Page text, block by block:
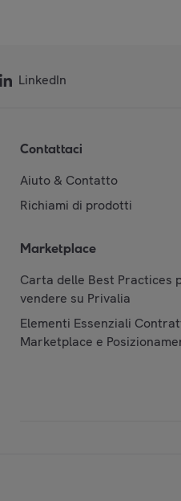
LinkedIn
Contattaci
Aiuto & Contatto
Richiami di prodotti
Marketplace
Carta delle Best Practices
vendere su Privalia
Elementi Essenziali
Marketplace e